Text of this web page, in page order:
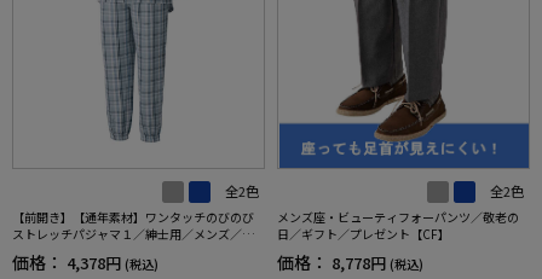
全2色
【前開き】【通年素材】ワンタッチのびのび
ストレッチパジャマ１／紳士用／メンズ／高
齢者／シニア／名前記入欄付／後ろ長め／ギ
フト／プレゼント【CF】
価格： 4,378円 (税込)
全2色
メンズ座・ビューティフォーパンツ／敬老の
日／ギフト／プレゼント【CF】
価格： 8,778円 (税込)